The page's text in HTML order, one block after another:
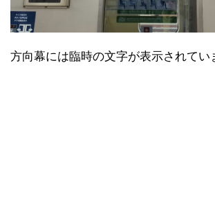
方向幕には臨時の文字が表示されてい